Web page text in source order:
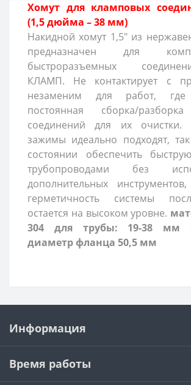
Хомут для кламповых
(1,5 дюйма – 38 мм)
Накидной хомут 1,5" из
предназначен для
быстроразъемных
КЛАМП. Не контактирует с
незаменим для работ, где
постоянная сборка/
соединений для их очистки.
зажимы идеально подходят,
состоянии обеспечить
трубопроводами без
дополнительных
герметичность системы
остается на высоком уровне.
304
для трубы: 19-38 мм
диаметр фланца 50,5 мм
Информация
Время работы